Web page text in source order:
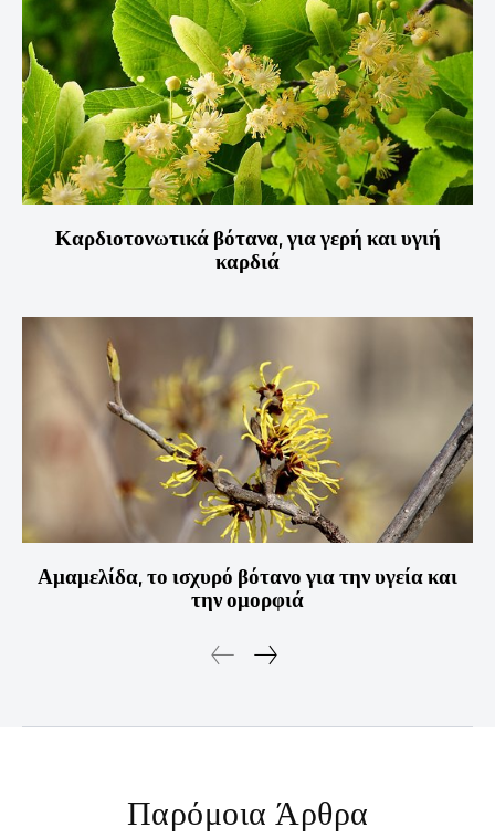
Καρδιοτονωτικά βότανα, για γερή και υγιή
καρδιά
Αμαμελίδα, το ισχυρό βότανο για την υγεία και
την ομορφιά
Παρόμοια Άρθρα